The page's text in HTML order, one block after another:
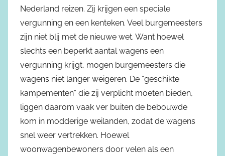
Nederland reizen. Zij krijgen een speciale
vergunning en een kenteken. Veel burgemeesters
zijn niet blij met de nieuwe wet. Want hoewel
slechts een beperkt aantal wagens een
vergunning krijgt, mogen burgemeesters die
wagens niet langer weigeren. De “geschikte
kampementen” die zij verplicht moeten bieden,
liggen daarom vaak ver buiten de bebouwde
kom in modderige weilanden, zodat de wagens
snel weer vertrekken. Hoewel
woonwagenbewoners door velen als een